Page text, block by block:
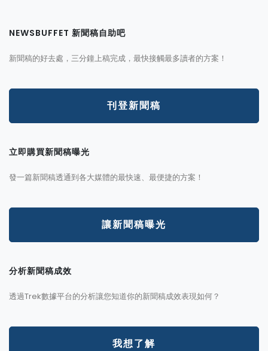
NEWSBUFFET 新聞稿自助吧
新聞稿的好去處，三分鐘上稿完成，最快接觸最多讀者的方案！
刊登新聞稿
立即購買新聞稿曝光
發一篇新聞稿透通到各大媒體的最快速、最便捷的方案！
讓新聞稿曝光
分析新聞稿成效
透過Trek數據平台的分析讓您知道你的新聞稿成效表現如何？
我想了解